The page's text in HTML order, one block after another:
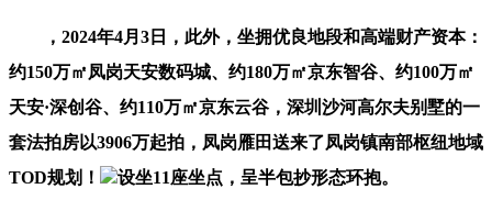
，2024年4月3日，此外，坐拥优良地段和高端财产资本：
约150万㎡凤岗天安数码城、约180万㎡京东智谷、约100万㎡
天安·深创谷、约110万㎡京东云谷，深圳沙河高尔夫别墅的一
套法拍房以3906万起拍，凤岗雁田送来了凤岗镇南部枢纽地域
TOD规划！
设坐11座坐点，呈半包抄形态环抱。